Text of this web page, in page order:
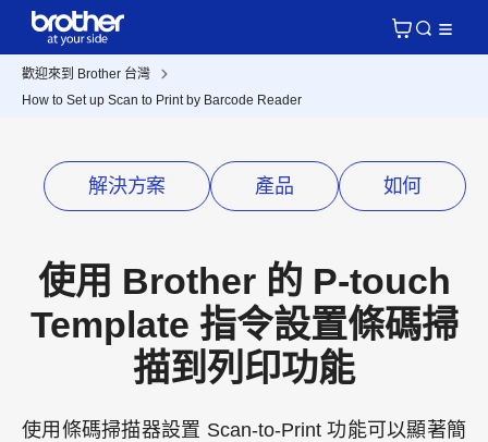
歡迎來到 Brother 台灣
How to Set up Scan to Print by Barcode Reader
解決方案 產品 如何
使用 Brother 的 P-touch
Template 指令設置條碼掃
描到列印功能
使用條碼掃描器設置 Scan-to-Print 功能可以顯著簡